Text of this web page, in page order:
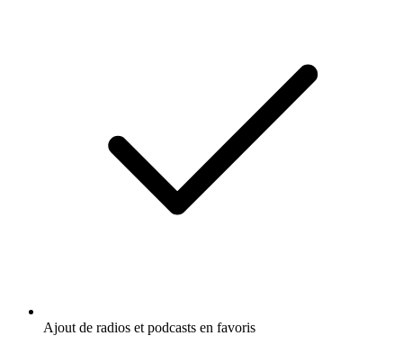
Ajout de radios et podcasts en favoris